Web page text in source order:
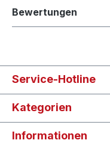
Bewertungen
Service-Hotline
Kategorien
Informationen